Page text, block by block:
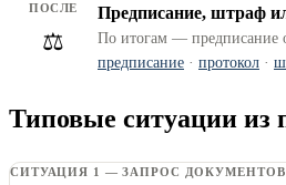
ПОСЛЕ
⚖️
Предписание, штраф
По итогам — предписание
предписание · протокол ·
Типовые ситуации из
СИТУАЦИЯ 1 — ЗАПРОС ДОКУМЕНТОВ